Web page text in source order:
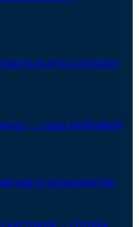
я всегда готовлю
муки — наш любимый
и волокнистая
– готовы